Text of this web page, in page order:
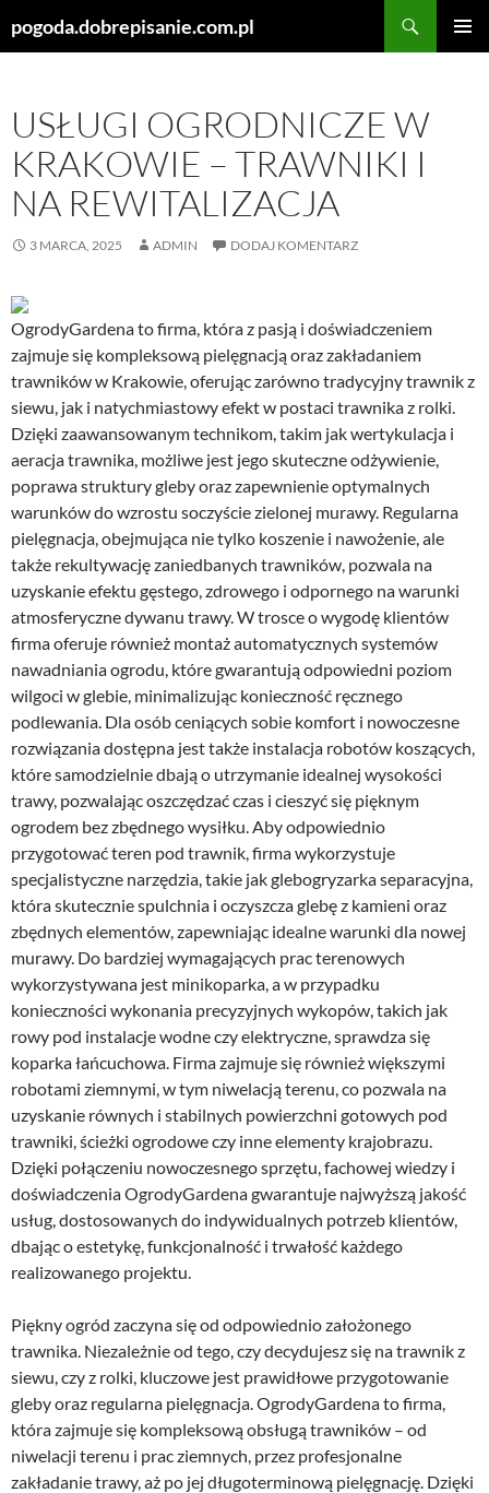
pogoda.dobrepisanie.com.pl
USŁUGI OGRODNICZE W
KRAKOWIE – TRAWNIKI I
NA REWITALIZACJA
3 MARCA, 2025 ADMIN DODAJ KOMENTARZ
OgrodyGardena to firma, która z pasją i doświadczeniem
zajmuje się kompleksową pielęgnacją oraz zakładaniem
trawników w Krakowie, oferując zarówno tradycyjny trawnik z
siewu, jak i natychmiastowy efekt w postaci trawnika z rolki.
Dzięki zaawansowanym technikom, takim jak wertykulacja i
aeracja trawnika, możliwe jest jego skuteczne odżywienie,
poprawa struktury gleby oraz zapewnienie optymalnych
warunków do wzrostu soczyście zielonej murawy. Regularna
pielęgnacja, obejmująca nie tylko koszenie i nawożenie, ale
także rekultywację zaniedbanych trawników, pozwala na
uzyskanie efektu gęstego, zdrowego i odpornego na warunki
atmosferyczne dywanu trawy. W trosce o wygodę klientów
firma oferuje również montaż automatycznych systemów
nawadniania ogrodu, które gwarantują odpowiedni poziom
wilgoci w glebie, minimalizując konieczność ręcznego
podlewania. Dla osób ceniących sobie komfort i nowoczesne
rozwiązania dostępna jest także instalacja robotów koszących,
które samodzielnie dbają o utrzymanie idealnej wysokości
trawy, pozwalając oszczędzać czas i cieszyć się pięknym
ogrodem bez zbędnego wysiłku. Aby odpowiednio
przygotować teren pod trawnik, firma wykorzystuje
specjalistyczne narzędzia, takie jak glebogryzarka separacyjna,
która skutecznie spulchnia i oczyszcza glebę z kamieni oraz
zbędnych elementów, zapewniając idealne warunki dla nowej
murawy. Do bardziej wymagających prac terenowych
wykorzystywana jest minikoparka, a w przypadku
konieczności wykonania precyzyjnych wykopów, takich jak
rowy pod instalacje wodne czy elektryczne, sprawdza się
koparka łańcuchowa. Firma zajmuje się również większymi
robotami ziemnymi, w tym niwelacją terenu, co pozwala na
uzyskanie równych i stabilnych powierzchni gotowych pod
trawniki, ścieżki ogrodowe czy inne elementy krajobrazu.
Dzięki połączeniu nowoczesnego sprzętu, fachowej wiedzy i
doświadczenia OgrodyGardena gwarantuje najwyższą jakość
usług, dostosowanych do indywidualnych potrzeb klientów,
dbając o estetykę, funkcjonalność i trwałość każdego
realizowanego projektu.
Piękny ogród zaczyna się od odpowiednio założonego
trawnika. Niezależnie od tego, czy decydujesz się na trawnik z
siewu, czy z rolki, kluczowe jest prawidłowe przygotowanie
gleby oraz regularna pielęgnacja. OgrodyGardena to firma,
która zajmuje się kompleksową obsługą trawników – od
niwelacji terenu i prac ziemnych, przez profesjonalne
zakładanie trawy, aż po jej długoterminową pielęgnację. Dzięki